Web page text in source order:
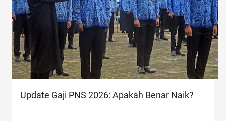
Update Gaji PNS 2026: Apakah Benar Naik?